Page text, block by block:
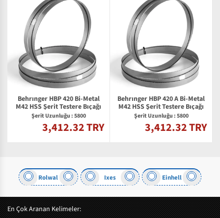
Behrınger HBP 420 Bi-Metal
M42 HSS Şerit Testere Bıçağı
Şerit Uzunluğu : 5800
3,412.32 TRY
Behrınger HBP 420 A Bi-Metal
M42 HSS Şerit Testere Bıçağı
Şerit Uzunluğu : 5800
3,412.32 TRY
Rolwal Ixes Einhell
En Çok Aranan Kelimeler: